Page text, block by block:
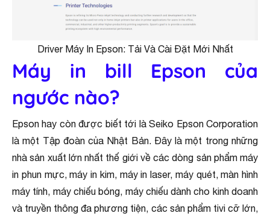
Driver Máy In Epson: Tải Và Cài Đặt Mới Nhất
Máy in bill Epson của
ngước nào?
Epson hay còn được biết tới là Seiko Epson Corporation
là một Tập đoàn của Nhật Bản. Đây là một trong những
nhà sản xuất lớn nhất thế giới về các dòng sản phẩm máy
in phun mực, máy in kim, máy in laser, máy quét, màn hình
máy tính, máy chiếu bóng, máy chiếu dành cho kinh doanh
và truyền thông đa phương tiện, các sản phẩm tivi cỡ lớn,